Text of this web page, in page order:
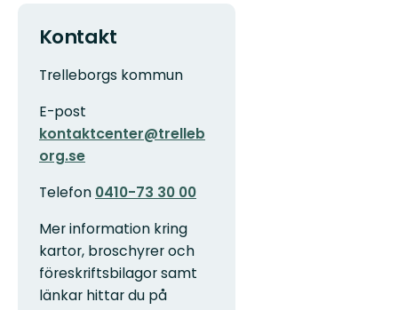
Kontakt
Trelleborgs kommun
E-post
kontaktcenter@trelleb
org.se
Telefon 0410-73 30 00
Mer information kring
kartor, broschyrer och
föreskriftsbilagor samt
länkar hittar du på